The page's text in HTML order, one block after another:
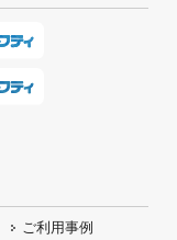
ご利用事例